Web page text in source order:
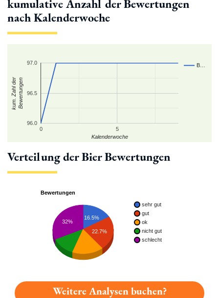
kumulative Anzahl der Bewertungen
nach Kalenderwoche
B…
0 5
96.0
96.5
97.0
Kalenderwoche
kum. Zahl derBewertungen
Verteilung der Bier Bewertungen
Bewertungen
sehr gut
gut
ok
nicht gut
schlecht
16.5%
22.7%
32%
Weitere Analysen buchen?